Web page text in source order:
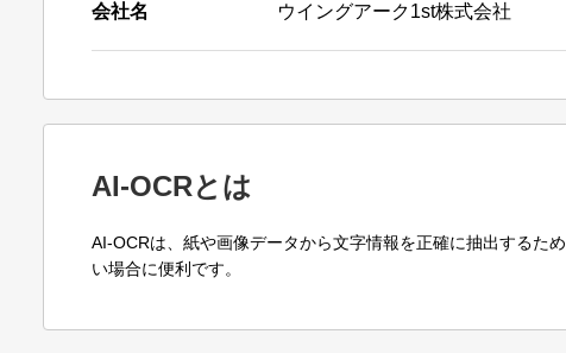
会社名 ウイングアーク1st株式会社
AI-OCRとは
AI-OCRは、紙や画像データから文字情報を正確に抽出するた
い場合に便利です。